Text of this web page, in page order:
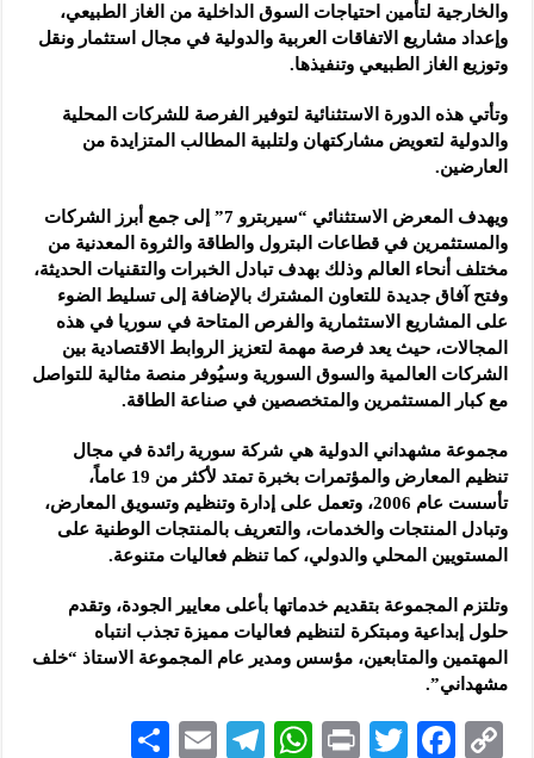
والخارجية لتأمين احتياجات السوق الداخلية من الغاز الطبيعي،
وإعداد مشاريع الاتفاقات العربية والدولية في مجال استثمار ونقل
وتوزيع الغاز الطبيعي وتنفيذها.
وتأتي هذه الدورة الاستثنائية لتوفير الفرصة للشركات المحلية
والدولية لتعويض مشاركتهان ولتلبية المطالب المتزايدة من
العارضين.
ويهدف المعرض الاستثنائي “سيربترو 7” إلى جمع أبرز الشركات
والمستثمرين في قطاعات البترول والطاقة والثروة المعدنية من
مختلف أنحاء العالم وذلك بهدف تبادل الخبرات والتقنيات الحديثة،
وفتح آفاق جديدة للتعاون المشترك بالإضافة إلى تسليط الضوء
على المشاريع الاستثمارية والفرص المتاحة في سوريا في هذه
المجالات، حيث يعد فرصة مهمة لتعزيز الروابط الاقتصادية بين
الشركات العالمية والسوق السورية وسيُوفر منصة مثالية للتواصل
مع كبار المستثمرين والمتخصصين في صناعة الطاقة.
مجموعة مشهداني الدولية هي شركة سورية رائدة في مجال
تنظيم المعارض والمؤتمرات بخبرة تمتد لأكثر من 19 عاماً،
تأسست عام 2006، وتعمل على إدارة وتنظيم وتسويق المعارض،
وتبادل المنتجات والخدمات، والتعريف بالمنتجات الوطنية على
المستويين المحلي والدولي، كما تنظم فعاليات متنوعة.
وتلتزم المجموعة بتقديم خدماتها بأعلى معايير الجودة، وتقدم
حلول إبداعية ومبتكرة لتنظيم فعاليات مميزة تجذب انتباه
المهتمين والمتابعين، مؤسس ومدير عام المجموعة الاستاذ “خلف
مشهداني”.
C
F
T
P
W
Te
E